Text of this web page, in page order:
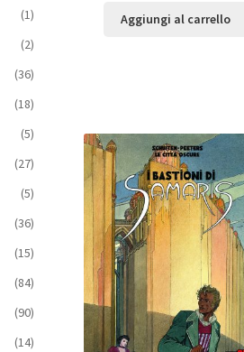
Aggiungi al carrello
(1)
(2)
(36)
(18)
(5)
(27)
(5)
(36)
(15)
(84)
(90)
(14)